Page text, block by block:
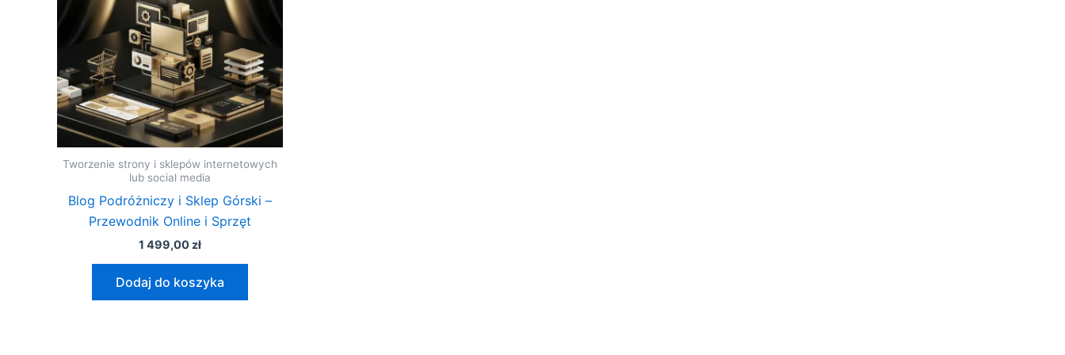
Tworzenie strony i sklepów internetowych
lub social media
Blog Podróżniczy i Sklep Górski –
Przewodnik Online i Sprzęt
1 499,00 zł
Dodaj do koszyka